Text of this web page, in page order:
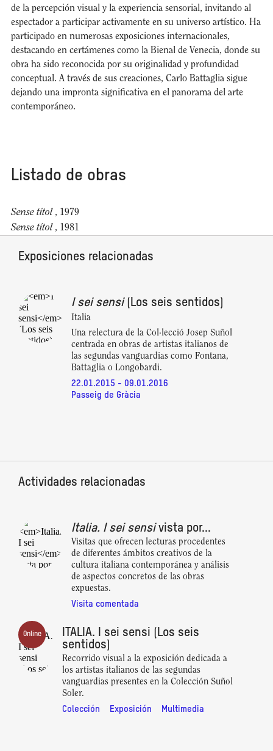
de la percepción visual y la experiencia sensorial, invitando al
espectador a participar activamente en su universo artístico. Ha
participado en numerosas exposiciones internacionales,
destacando en certámenes como la Bienal de Venecia, donde su
obra ha sido reconocida por su originalidad y profundidad
conceptual. A través de sus creaciones, Carlo Battaglia sigue
dejando una impronta significativa en el panorama del arte
contemporáneo.
Listado de obras
Sense títol , 1979
Sense títol , 1981
Exposiciones relacionadas
I sei sensi(Los seis sentidos)
Italia
Una relectura de la Col·lecció Josep Suñol
centrada en obras de artistas italianos de
las segundas vanguardias como Fontana,
Battaglia o Longobardi.
22.01.2015 - 09.01.2016
Passeig de Gràcia
Actividades relacionadas
Italia. I sei sensivista por...
Visitas que ofrecen lecturas procedentes
de diferentes ámbitos creativos de la
cultura italiana contemporánea y análisis
de aspectos concretos de las obras
expuestas.
Visita comentada
Online
ITALIA. I sei sensi (Los seis
sentidos)
Recorrido visual a la exposición dedicada a
los artistas italianos de las segundas
vanguardias presentes en la Colección Suñol
Soler.
Colección
Exposición Multimedia